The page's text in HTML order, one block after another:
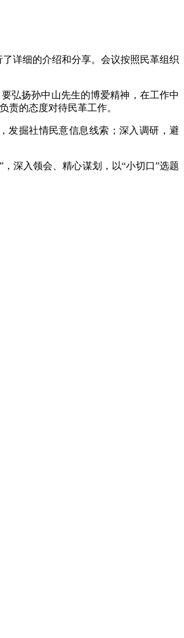
详细的介绍和分享。会议按照民革组织
弘扬孙中山先生的博爱精神，在工作中
责的态度对待民革工作。
发掘社情民意信息线索；深入调研，避
深入领会、精心谋划，以“小切口”选题